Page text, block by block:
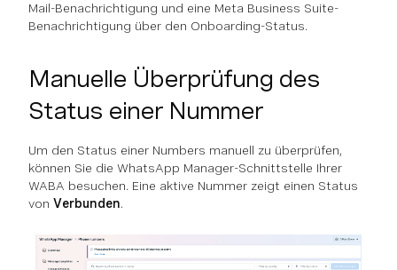
Mail-Benachrichtigung und eine Meta Business Suite-
Benachrichtigung über den Onboarding-Status.
Manuelle Überprüfung des
Status einer Nummer
Um den Status einer Numbers manuell zu überprüfen,
können Sie die WhatsApp Manager-Schnittstelle Ihrer
WABA besuchen. Eine aktive Nummer zeigt einen Status
von Verbunden.